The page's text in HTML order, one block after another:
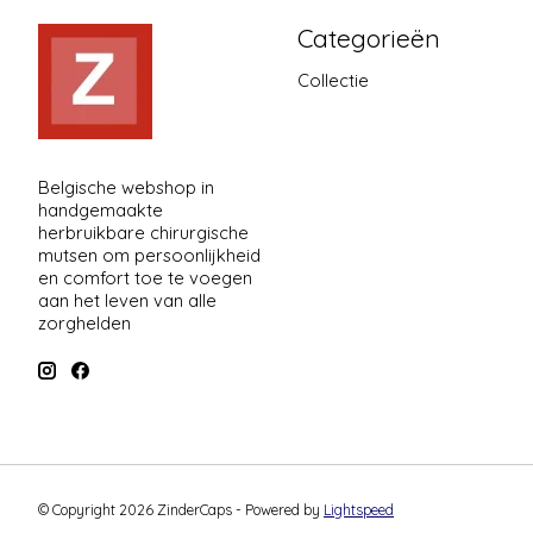
Belgische webshop in
handgemaakte
herbruikbare chirurgische
mutsen om persoonlijkheid
en comfort toe te voegen
aan het leven van alle
zorghelden
Categorieën
Collectie
© Copyright 2026 ZinderCaps - Powered by Lightspeed